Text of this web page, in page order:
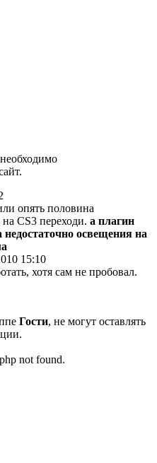
опять половина
CS3 переходи. а плагин
недостаточно освещения на
15:10
хотя сам не пробовал.
Гости, не могут оставлять
not found.